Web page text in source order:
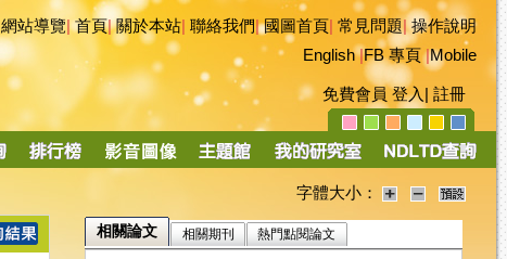
網站導覽|首頁|關於本站 聯絡我們|國圖首頁 常見問題|操作說明
English|FB 專頁|Mobile
免費會員 登入 註冊
字體大小：
相關論文 相關期刊 熱門點閱論文